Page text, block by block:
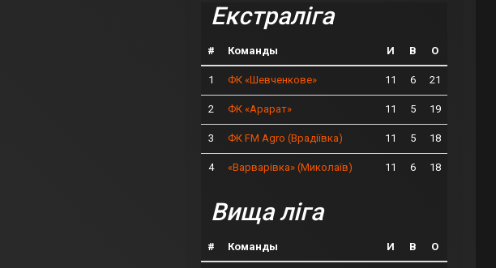
Екстраліга
# Команды И В О
1 ФК «Шевченкове» 11 6 21
2 ФК «Арарат» 11 5 19
3 ФК FM Agro (Врадіївка) 11 5 18
4 «Варварівка» (Миколаїв) 11 6 18
Вища ліга
# Команды И В О